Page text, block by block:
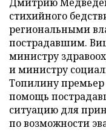
стихийного
региональными
пострадавшим.
министру
и министру
Топилину
помощь
ситуацию для
по возможности